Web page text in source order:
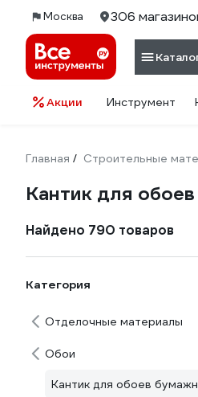
Москва 306
Акции Инструмент
Главная / Строительные
Кантик для
Найдено 790 товаров
Категория
Отделочные материалы
Обои
Кантик для обоев